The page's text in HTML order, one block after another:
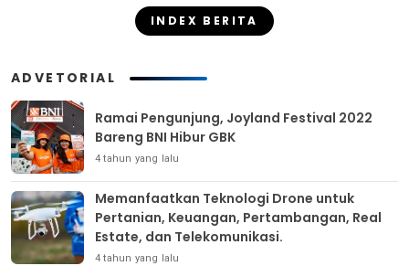
INDEX BERITA
ADVETORIAL
Ramai Pengunjung, Joyland Festival 2022
Bareng BNI Hibur GBK
4 tahun yang lalu
Memanfaatkan Teknologi Drone untuk
Pertanian, Keuangan, Pertambangan, Real
Estate, dan Telekomunikasi.
4 tahun yang lalu